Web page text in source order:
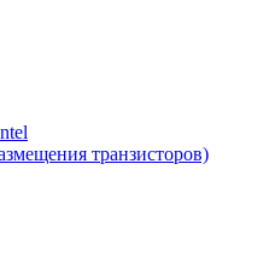
транзисторов)